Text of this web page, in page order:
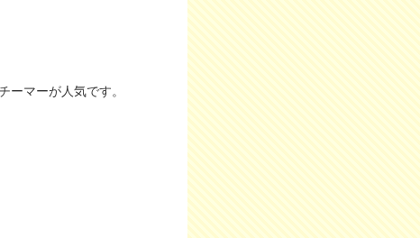
ーマーが人気です。